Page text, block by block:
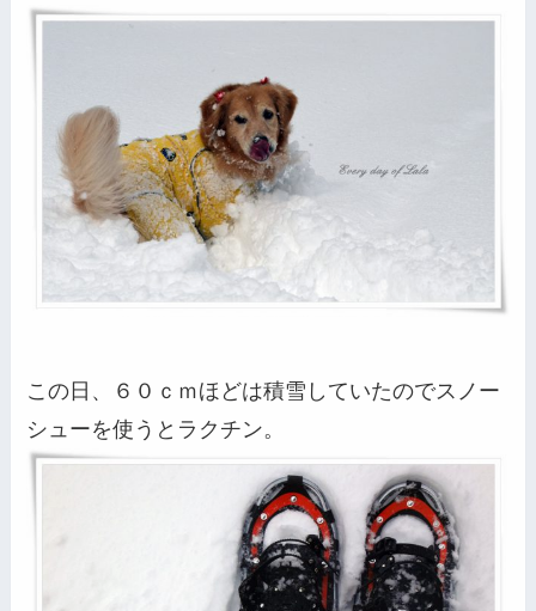
この日、６０ｃｍほどは積雪していたのでスノー
シューを使うとラクチン。